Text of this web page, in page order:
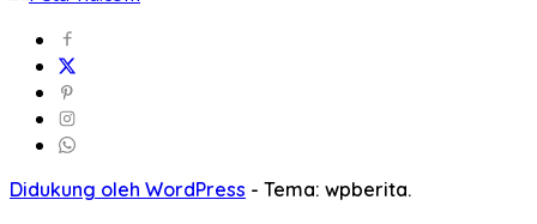
Didukung oleh WordPress - Tema: wpberita.